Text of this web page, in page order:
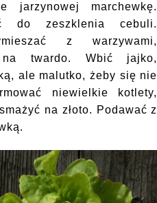
jarzynowej marchewkę.
do zeszklenia cebuli.
z warzywami,
na twardo. Wbić jajko,
ale malutko, żeby się nie
niewielkie kotlety,
na złoto. Podawać z